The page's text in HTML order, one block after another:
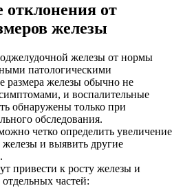
отклонения от
железы
железы от нормы
патологическими
размера железы обычно не
и воспалительные
обнаружены только при
обследования.
четко определить увеличение
и выявить другие
привести к росту железы и
частей: